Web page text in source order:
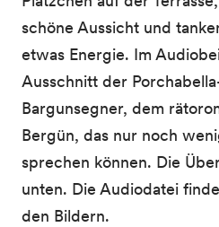
schöne Aussicht und
etwas Energie. Im
Ausschnitt der
Bargunsegner, dem
Bergün, das nur noch
sprechen können. Die
unten. Die Audiodatei
den Bildern.